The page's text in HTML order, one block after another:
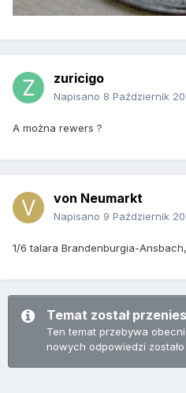
zuricigo
Napisano 8 Październik
A można rewers ?
von Neumarkt
Napisano 9 Październik
1/6 talara Brandenburgia-
Temat został
Ten temat przebywa
nowych odpowiedzi